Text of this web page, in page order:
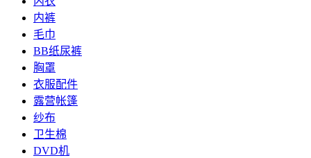
内裤
毛巾
BB纸尿裤
胸罩
衣服配件
露营帐篷
纱布
卫生棉
DVD机